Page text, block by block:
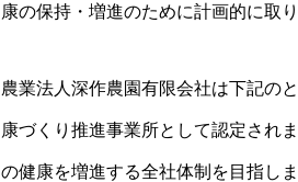
康の保持・増進のために計画的に取
農業法人深作農園有限会社は下記の
康づくり推進事業所として認定され
の健康を増進する全社体制を目指しま